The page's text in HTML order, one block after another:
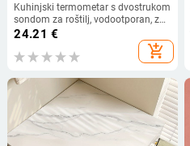
Kuhinjski termometar s dvostrukom
sondom za roštilj, vodootporan, za
meso, 0,1°C rezolucija, ABS + 304
24.21 €
add_shopping_cart